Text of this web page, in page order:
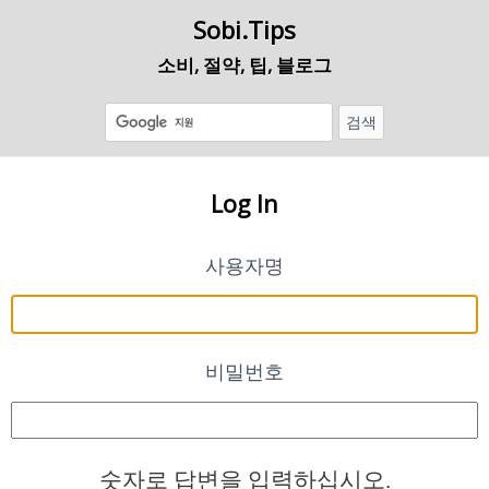
Sobi.Tips
소비, 절약, 팁, 블로그
Log In
사용자명
비밀번호
숫자로 답변을 입력하십시오.